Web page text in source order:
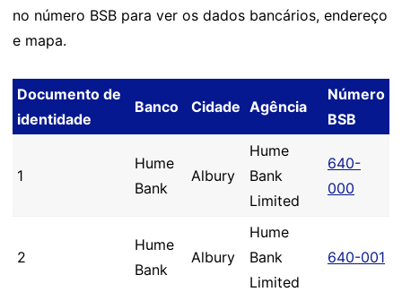
no número BSB para ver os dados bancários, endereço
e mapa.
Documento de
identidade
Banco Cidade Agência
Número
BSB
1
Hume
Bank
Albury
Hume
Bank
Limited
640-
000
2
Hume
Bank
Albury
Hume
Bank
Limited
640-001